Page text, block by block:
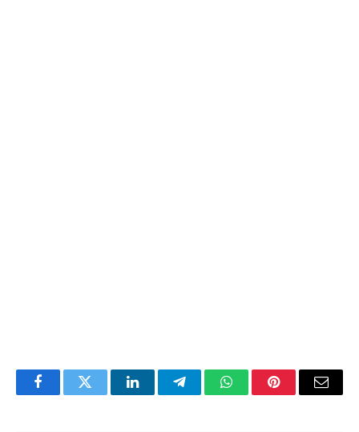
FacebookTwitter LinkedInTelegramWhatsAppPinterestEmail